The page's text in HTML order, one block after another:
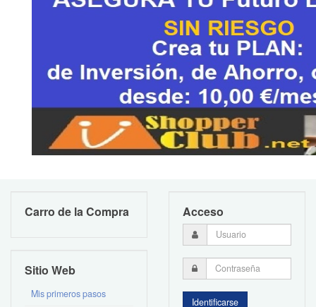
Carro de la Compra
Sitio Web
Mis primeros pasos
Acceso